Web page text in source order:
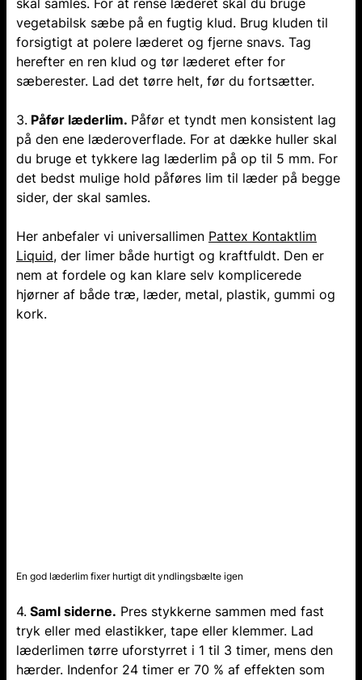
skal samles. For at rense læderet skal du bruge
vegetabilsk sæbe på en fugtig klud. Brug kluden til
forsigtigt at polere læderet og fjerne snavs. Tag
herefter en ren klud og tør læderet efter for
sæberester. Lad det tørre helt, før du fortsætter.
3. Påfør læderlim. Påfør et tyndt men konsistent lag
på den ene læderoverflade. For at dække huller skal
du bruge et tykkere lag læderlim på op til 5 mm. For
det bedst mulige hold påføres lim til læder på begge
sider, der skal samles.
Her anbefaler vi universallimen Pattex Kontaktlim
Liquid, der limer både hurtigt og kraftfuldt. Den er
nem at fordele og kan klare selv komplicerede
hjørner af både træ, læder, metal, plastik, gummi og
kork.
En god læderlim fixer hurtigt dit yndlingsbælte igen
4. Saml siderne. Pres stykkerne sammen med fast
tryk eller med elastikker, tape eller klemmer. Lad
læderlimen tørre uforstyrret i 1 til 3 timer, mens den
hærder. Indenfor 24 timer er 70 % af effekten som